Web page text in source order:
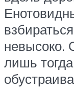
невысоко.
лишь